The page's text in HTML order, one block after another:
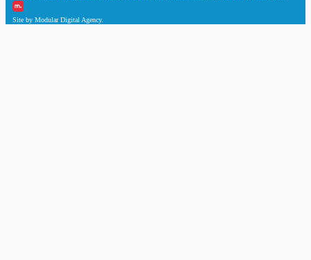
Site by Modular Digital Agency.